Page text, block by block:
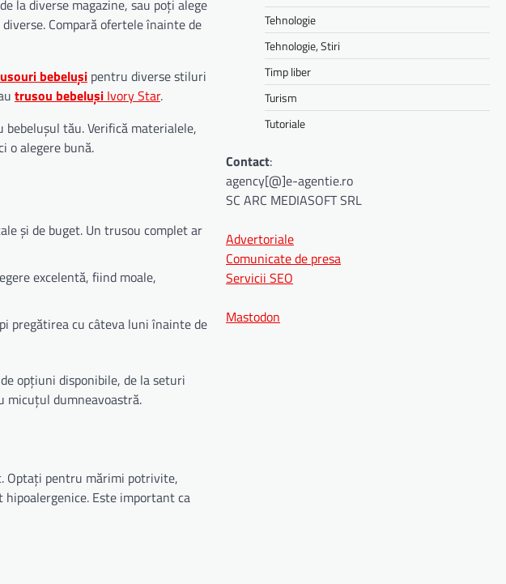
la diverse magazine, sau poți alege
Compară ofertele înainte de
bebeluși pentru diverse stiluri
trusou bebeluși Ivory Star.
tău. Verifică materialele,
o alegere bună.
și de buget. Un trusou complet ar
excelentă, fiind moale,
pregătirea cu câteva luni înainte de
opțiuni disponibile, de la seturi
micuțul dumneavoastră.
Optați pentru mărimi potrivite,
Este important ca
Tehnologie
Tehnologie, Stiri
Timp liber
Turism
Tutoriale
Contact:
agency[@]e-agentie.ro
SC ARC MEDIASOFT SRL
Advertoriale
Comunicate de presa
Servicii SEO
Mastodon